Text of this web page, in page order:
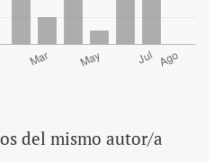
del mismo autor/a